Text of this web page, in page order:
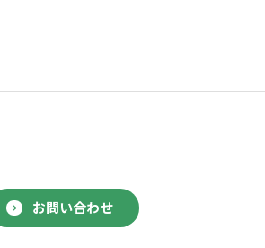
お問い合わせ